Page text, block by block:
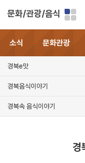
문화/관광/음식
소식 문화관광
경북e맛
경북음식이야기
경북속 음식이야기
경